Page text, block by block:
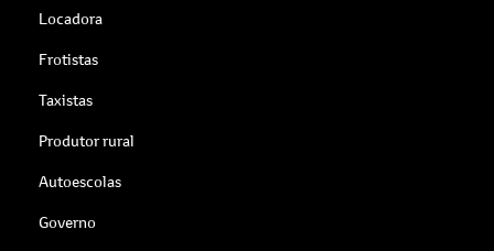
Locadora
Frotistas
Taxistas
Produtor rural
Autoescolas
Governo